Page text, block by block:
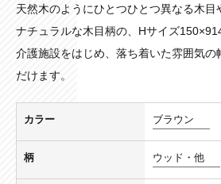
天然木のようにひとつひとつ異なる木目
ナチュラルな木目柄の、Hサイズ
介護施設をはじめ、落ち着いた雰囲気の
だけます。
カラー ブラウン
柄 ウッド・他